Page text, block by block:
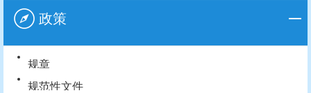
政策
规章
规范性文件